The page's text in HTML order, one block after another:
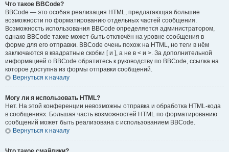
Что такое BBCode?
BBCode — это особая реализация HTML, предлагающая большие
возможности по форматированию отдельных частей сообщения.
Возможность использования BBCode определяется администратором,
однако BBCode также может быть отключён на уровне сообщения в
форме для его отправки. BBCode очень похож на HTML, но теги в нём
заключаются в квадратные скобки [ и ], а не в < и >. За дополнительной
информацией о BBCode обратитесь к руководству по BBCode, ссылка на
которое доступна из формы отправки сообщений.
Вернуться к началу
Могу ли я использовать HTML?
Нет. На этой конференции невозможны отправка и обработка HTML-кода
в сообщениях. Большая часть возможностей HTML по форматированию
сообщений может быть реализована с использованием BBCode.
Вернуться к началу